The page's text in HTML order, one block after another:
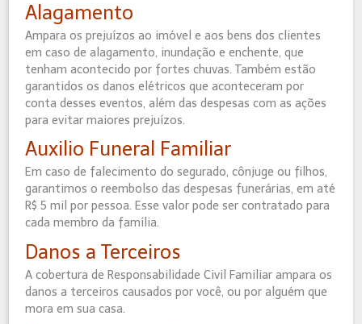
Alagamento
Ampara os prejuízos ao imóvel e aos bens dos clientes
em caso de alagamento, inundação e enchente, que
tenham acontecido por fortes chuvas. Também estão
garantidos os danos elétricos que aconteceram por
conta desses eventos, além das despesas com as ações
para evitar maiores prejuízos.
Auxilio Funeral Familiar
Em caso de falecimento do segurado, cônjuge ou filhos,
garantimos o reembolso das despesas funerárias, em até
R$ 5 mil por pessoa. Esse valor pode ser contratado para
cada membro da família.
Danos a Terceiros
A cobertura de Responsabilidade Civil Familiar ampara os
danos a terceiros causados por você, ou por alguém que
mora em sua casa.